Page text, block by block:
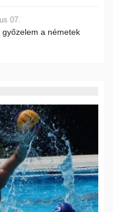
07.
győzelem a németek